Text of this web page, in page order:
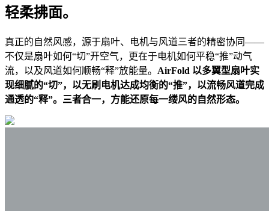
轻柔拂面。
真正的自然风感，源于扇叶、电机与风道三者的精密协同——
不仅是扇叶如何“切”开空气，更在于电机如何平稳“推”动气
流，以及风道如何顺畅“释”放能量。 AirFold 以多翼型扇叶实
现细腻的“切”，以无刷电机达成均衡的“推”，以流畅风道完成
通透的“释”。三者合一，方能还原每一缕风的自然形态。